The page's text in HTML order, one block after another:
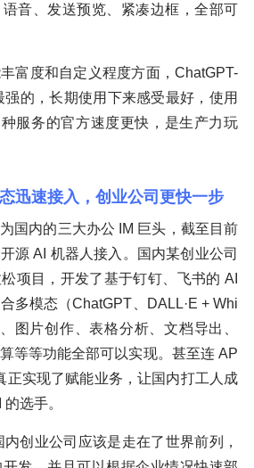
音、发送预览、紧凑边框，全部可
富度和自定义程度方面，ChatGPT-
强的，长期使用下来感受最好，使用
服务的官方速度更快，是生产力玩
迅速接入，创业公司更快一步
国内的三大办公 IM 巨头，截至目前
源 AI 机器人接入。国内某创业公司
项目，开发了基于钉钉、飞书的 AI
多模态（ChatGPT、DALL·E + Whi
图片创作、表格分析、文档导出、
等等功能全部可以实现。甚至连 AP
正实现了赋能业务，让国内打工人成
选手。
创业公司应该是走在了世界前列，